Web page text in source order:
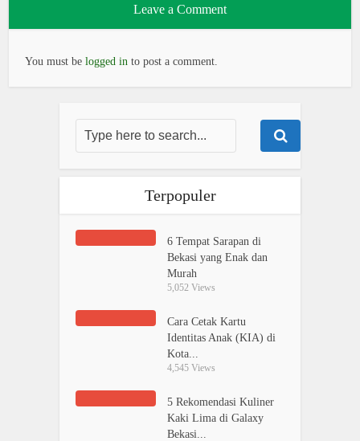
Leave a Comment
You must belogged in to post a comment.
Terpopuler
6 Tempat Sarapan di
Bekasi yang Enak dan
Murah
5,052 Views
Cara Cetak Kartu
Identitas Anak (KIA) di
Kota...
4,545 Views
5 Rekomendasi Kuliner
Kaki Lima di Galaxy
Bekasi...